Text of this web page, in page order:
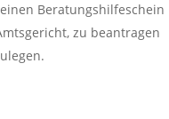
Beratungshilfeschein
zu beantragen